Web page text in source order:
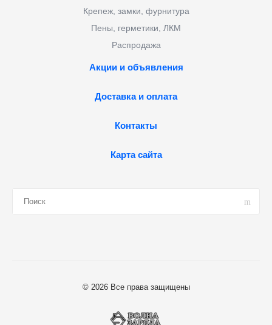
Крепеж, замки, фурнитура
Пены, герметики, ЛКМ
Распродажа
Акции и объявления
Доставка и оплата
Контакты
Карта сайта
© 2026 Все права защищены